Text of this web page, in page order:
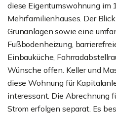
diese Eigentumswohnung im
Mehrfamilienhauses. Der
Grünanlagen sowie eine
Fußbodenheizung,
Einbauküche,
Wünsche offen. Keller und
diese Wohnung für
interessant. Die Abrechnung
Strom erfolgen separat. Es